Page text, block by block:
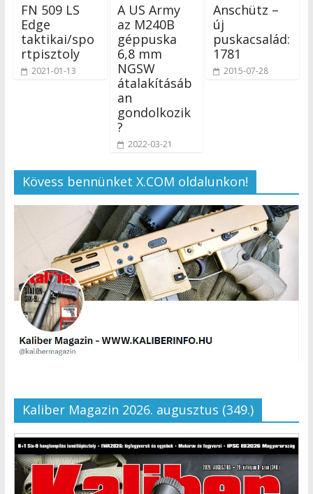
FN 509 LS
Edge
taktikai/spo
rtpisztoly
2021-01-13
A US Army
az M240B
géppuska
6,8 mm
NGSW
átalakításáb
an
gondolkozik
?
2022-03-21
Anschütz –
új
puskacsalád:
1781
2015-07-28
Kövess bennünket X.COM oldalunkon!
Kaliber Magazin 2026. augusztus (349.)